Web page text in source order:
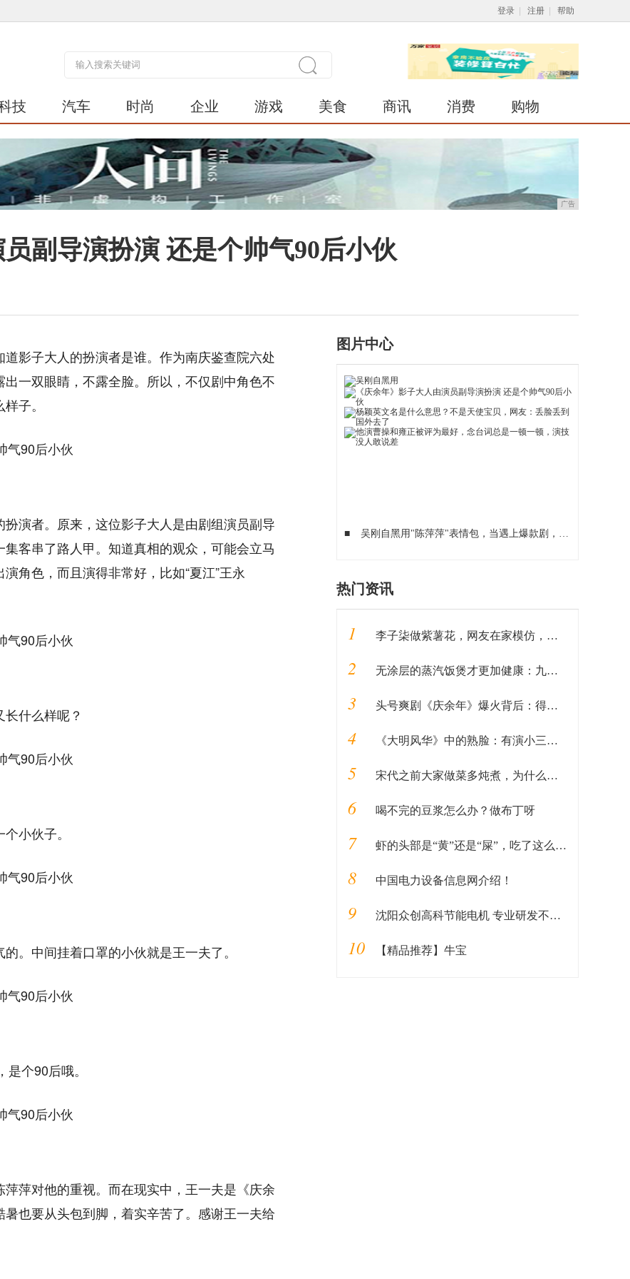
登录 注册 帮助
技 汽车 时尚 企业 游戏 美食 商讯 消费 购物
广告
员副导演扮演 还是个帅气90后小伙
影子大人的扮演者是谁。作为南庆鉴查院六处
一双眼睛，不露全脸。所以，不仅剧中角色不
子。
演者。原来，这位影子大人是由剧组演员副导
客串了路人甲。知道真相的观众，可能会立马
角色，而且演得非常好，比如“夏江”王永
什么样呢？
小伙子。
。中间挂着口罩的小伙就是王一夫了。
个90后哦。
萍对他的重视。而在现实中，王一夫是《庆余
也要从头包到脚，着实辛苦了。感谢王一夫给
图片中心
■ 吴刚自黑用"陈萍萍"表情包，当遇上爆款剧，老戏骨也能很逗比
热门资讯
1 李子柒做紫薯花，网友在家模仿，看到成品：这是有毒？
2 无涂层的蒸汽饭煲才更加健康：九阳出品，除了蒸米饭还能做汽锅鸡
3 头号爽剧《庆余年》爆火背后：得年轻人者得天下
4 《大明风华》中的熟脸：有演小三成名的吴越，还有谢广坤的扮演者
5 宋代之前大家做菜多炖煮，为什么很少有人能够吃到炒菜？
6 喝不完的豆浆怎么办？做布丁呀
7 虾的头部是“黄”还是“屎”，吃了这么久，才知道原来吃错了
8 中国电力设备信息网介绍！
9 沈阳众创高科节能电机 专业研发不锈钢深井泵 深井泵电机
10 【精品推荐】牛宝